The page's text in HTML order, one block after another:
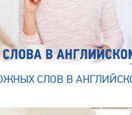
СЛОВ В